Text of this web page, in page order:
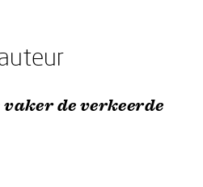
vaker de verkeerde